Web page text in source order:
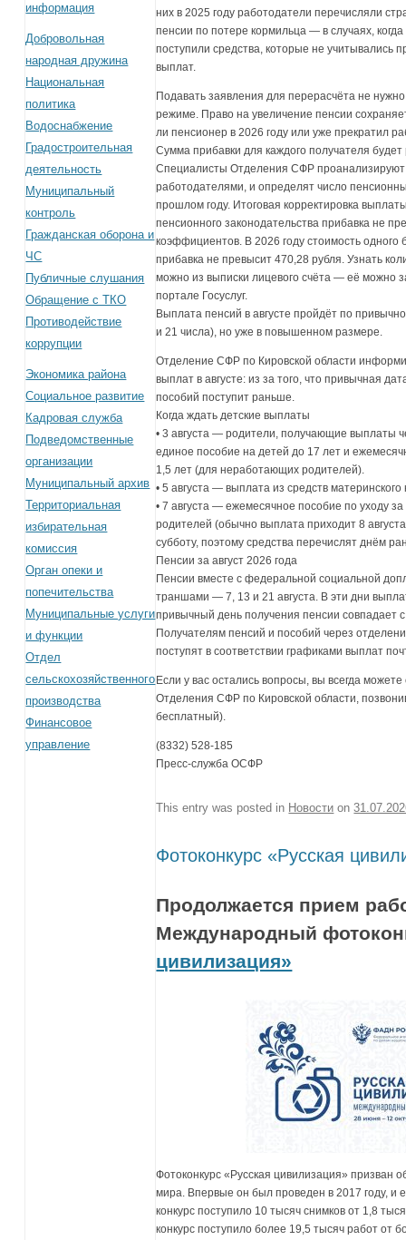
информация
Добровольная
народная дружина
Национальная
политика
Водоснабжение
Градостроительная
деятельность
Муниципальный
контроль
Гражданская оборона и
ЧС
Публичные слушания
Обращение с ТКО
Противодействие
коррупции
Экономика района
Социальное развитие
Кадровая служба
Подведомственные
организации
Муниципальный архив
Территориальная
избирательная
комиссия
Орган опеки и
попечительства
Муниципальные услуги
и функции
Отдел
сельскохозяйственного
производства
Финансовое
управление
них в 2025 году работодатели перечисляли
пенсии по потере кормильца — в случаях,
поступили средства, которые не учитывались
выплат.
Подавать заявления для перерасчёта не
режиме. Право на увеличение пенсии
ли пенсионер в 2026 году или уже прекратил
Сумма прибавки для каждого получателя
Специалисты Отделения СФР проанализируют
работодателями, и определят число
прошлом году. Итоговая корректировка
пенсионного законодательства прибавка не
коэффициентов. В 2026 году стоимость одного
прибавка не превысит 470,28 рубля. Узнать
можно из выписки лицевого счёта — её можно
портале Госуслуг.
Выплата пенсий в августе пройдёт по
и 21 числа), но уже в повышенном размере.
Отделение СФР по Кировской области
выплат в августе: из за того, что привычная
пособий поступит раньше.
Когда ждать детские выплаты
• 3 августа — родители, получающие выплаты
единое пособие на детей до 17 лет и
1,5 лет (для неработающих родителей).
• 5 августа — выплата из средств материнского
• 7 августа — ежемесячное пособие по уходу
родителей (обычно выплата приходит 8
субботу, поэтому средства перечислят днём
Пенсии за август 2026 года
Пенсии вместе с федеральной социальной
траншами — 7, 13 и 21 августа. В эти дни
привычный день получения пенсии совпадает
Получателям пенсий и пособий через
поступят в соответствии графиками выплат
Если у вас остались вопросы, вы всегда
Отделения СФР по Кировской области,
бесплатный).
(8332) 528-185
Пресс-служба ОСФР
This entry was posted in Новости on
Фотоконкурс «Русская
Продолжается прием
Международный
цивилизация»
Фотоконкурс «Русская цивилизация» призван
мира. Впервые он был проведен в 2017 году, и
конкурс поступило 10 тысяч снимков от 1,8
конкурс поступило более 19,5 тысяч работ от